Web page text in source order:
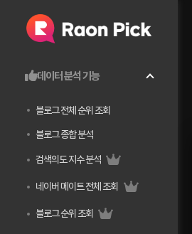
데이터 분석 기능
블로그 전체 순위 조회
블로그 종합 분석
검색의도 지수 분석
네이버 메이트 전체 조회
블로그 순위 조회